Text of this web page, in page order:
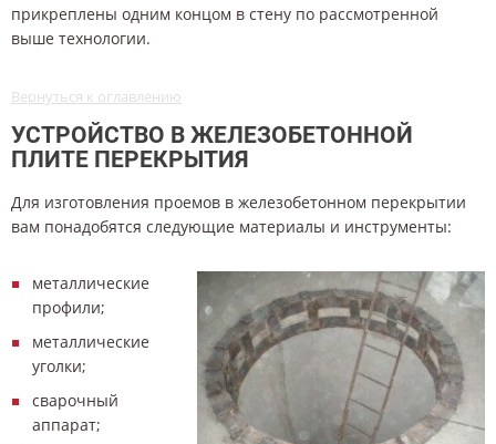
прикреплены одним концом в стену по рассмотренной
выше технологии.
Вернуться к оглавлению
УСТРОЙСТВО В ЖЕЛЕЗОБЕТОННОЙ
ПЛИТЕ ПЕРЕКРЫТИЯ
Для изготовления проемов в железобетонном перекрытии
вам понадобятся следующие материалы и инструменты:
металлические
профили;
металлические
уголки;
сварочный
аппарат;